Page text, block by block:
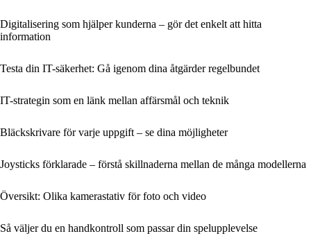
Digitalisering som hjälper kunderna – gör det enkelt att hitta
information
Testa din IT-säkerhet: Gå igenom dina åtgärder regelbundet
IT-strategin som en länk mellan affärsmål och teknik
Bläckskrivare för varje uppgift – se dina möjligheter
Joysticks förklarade – förstå skillnaderna mellan de många modellerna
Översikt: Olika kamerastativ för foto och video
Så väljer du en handkontroll som passar din spelupplevelse